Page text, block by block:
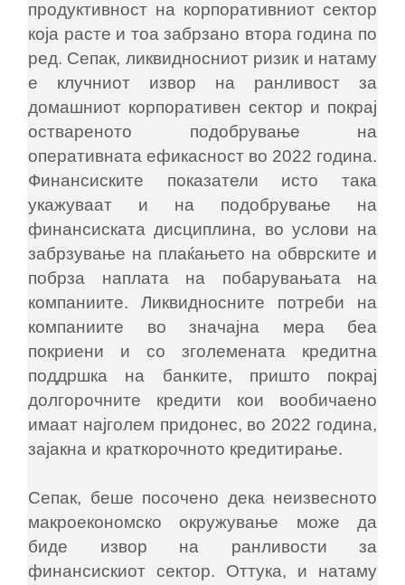
продуктивност на корпоративниот сектор
која расте и тоа забрзано втора година по
ред. Сепак, ликвидносниот ризик и натаму
е клучниот извор на ранливост за
домашниот корпоративен сектор и покрај
оствареното подобрување на
оперативната ефикасност во 2022 година.
Финансиските показатели исто така
укажуваат и на подобрување на
финансиската дисциплина, во услови на
забрзување на плаќањето на обврските и
побрза наплата на побарувањата на
компаниите. Ликвидносните потреби на
компаниите во значајна мера беа
покриени и со зголемената кредитна
поддршка на банките, пришто покрај
долгорочните кредити кои вообичаено
имаат најголем придонес, во 2022 година,
зајакна и краткорочното кредитирање.
Сепак, беше посочено дека неизвесното
макроекономско окружување може да
биде извор на ранливости за
финансискиот сектор. Оттука, и натаму